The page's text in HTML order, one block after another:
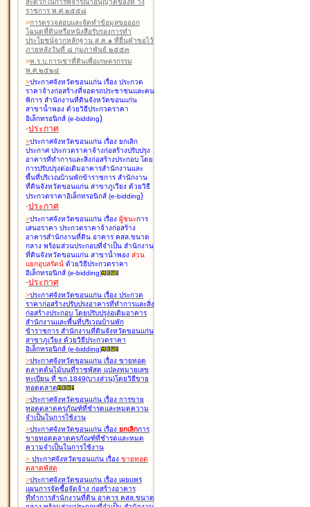
สะดวกในการพิจารณาอนุญาตของท าง
ราชการ พ.ศ.๒๕๕๘
>การตรวจสอบและจัดทำข้อมูลขอออก
โฉนดที่ดินหรือหนังสือรับรองการทำ
ประโยชน์จากหลักฐาน ส.ค.๑ ที่ยื่นคำขอไว้
ภายหลังวันที่ ๘ กุมภาพันธ์ ๒๕๕๓
>พ.ร.บ.การเช่าที่ดินเพื่อเกษตรกรรม
พ.ศ.๒๕๒๔
>ประกาศจังหวัดขอนแก่น เรื่อง ประกวด
ราคาจ้างก่อสร้างที่จอดรถประชาชนและคน
พิการ สำนักงานที่ดินจังหวัดขอนแก่น
สาขาน้ำพอง ด้วยวิธีประกวดราคา
อิเล็กทรอนิกส์ (e-bidding)
-ประกาศ
>ประกาศจังหวัดขอนแก่น เรื่อง ยกเลิก
ประกาศ ประกวดราคาจ้างก่อสร้างปรับปรุง
อาคารที่ทำการและสิ่งก่อสร้างประกอบ โดย
การปรับปรุงต่อเติมอาคารสำนักงานและ
พื้นที่บริเวณบ้านพักข้าราชการ สำนักงาน
ที่ดินจังหวัดขอนแก่น สาขาภูเวียง ด้วยวิธี
ประกวดราคาอิเล็กทรอนิกส์ (e-bidding)
-ประกาศ
>ประกาศจังหวัดขอนแก่น เรื่อง ผู้ชนะการ
เสนอราคา ประกวดราคาจ้างก่อสร้าง
อาคารสำนักงานที่ดิน อาคาร คสล.ขนาด
กลาง พร้อมส่วนประกอบที่จำเป็น สำนักงาน
ที่ดินจังหวัดขอนแก่น สาขาน้ำพอง ส่วน
แยกอุบลรัตน์ ด้วยวิธีประกวดราคา
อิเล็กทรอนิกส์ (e-bidding)
-ประกาศ
>ประกาศจังหวัดขอนแก่น เรื่อง ประกวด
ราคาก่อสร้างปรับปรุงอาคารที่ทำการและสิ่ง
ก่อสร้างประกอบ โดยปรับปรุง่อเติมอาคาร
สำนักงานและพื้นที่บริเวณบ้านพัก
ข้าราชการ สำนักงานที่ดินจังหวัดขอนแก่น
สาขาภูเวียง ด้วยวิธีประกวดราคา
อิเล็กทรอนิกส์ (e-bidding)
>ประกาศจังหวัดขอนแก่น เรื่อง ขายทอด
ตลาดต้นไม้บนที่ราชพัสดุ แปลงหมายเลข
ทะเบียน ที่ ขก.1849(บางส่วน)โดยวิธีขาย
ทอดตลาด
>ประกาศจังหวัดขอนแก่น เรื่อง การขาย
ทอดตลาดครุภัณฑ์ที่ชำรุดและหมดความ
จำเป็นในการใช้งาน
>ประกาศจังหวัดขอนแก่น เรื่อง ยกเลิกการ
ขายทอดตลาดครุภัณฑ์ที่ชำรุดและหมด
ความจำเป็นในการใช้งาน
> ประกาศจังหวัดขอนแก่น เรื่อง ขายทอด
ตลาดพัสดุ
>ประกาศจังหวัดขอนแก่น เรื่อง เผยแพร่
แผนการจัดซื้อจัดจ้าง ก่อสร้างอาคาร
ที่ทำการสำนักงานที่ดิน อาคาร คสล.ขนาด